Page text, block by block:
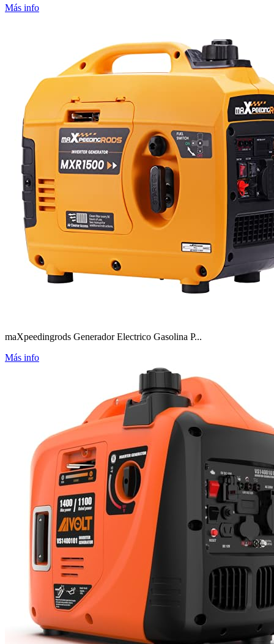
Más info
maXpeedingrods Generador Electrico Gasolina P...
Más info